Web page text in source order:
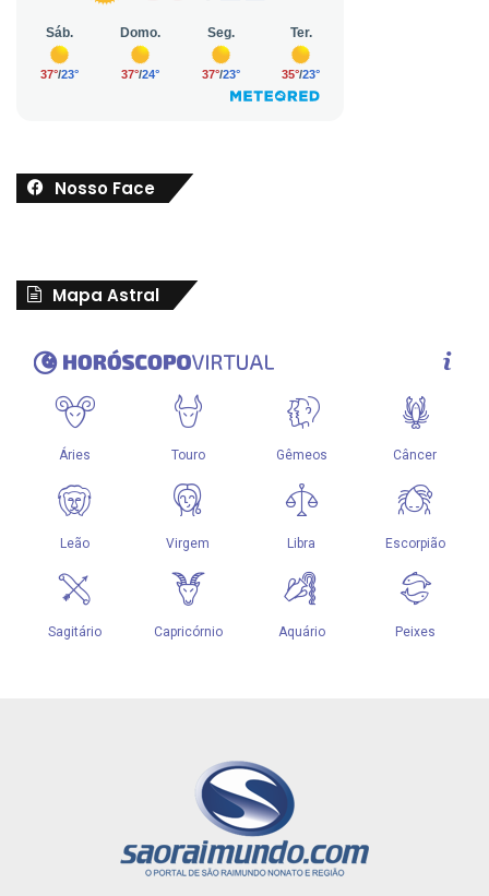
Nosso Face
Mapa Astral